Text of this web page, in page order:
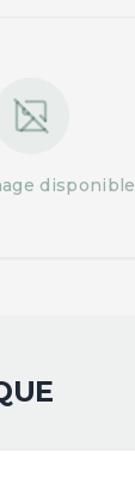
disponible